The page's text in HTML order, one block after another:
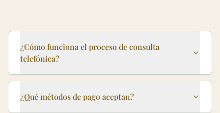
¿Cómo funciona el proceso de consulta
telefónica?
¿Qué métodos de pago aceptan?